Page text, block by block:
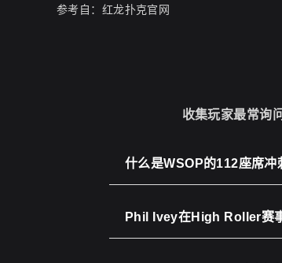
参考自： 红龙扑克官网
收集玩家最常询
什么是WSOP的112座席冲
Phil Ivey在High Roller赛